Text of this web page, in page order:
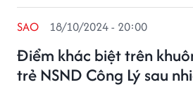
Điểm khác biệt trên
trẻ NSND Công Lý sau
SAO 18/10/2024 - 20:00